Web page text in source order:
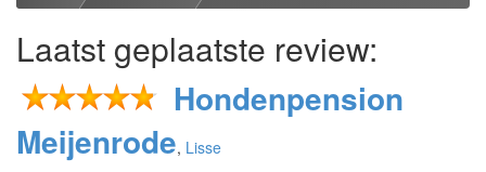
Laatst geplaatste review:
Hondenpension
Meijenrode, Lisse